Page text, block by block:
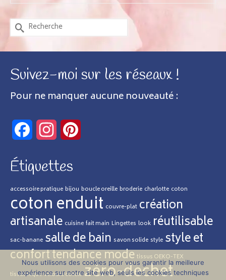
Rechercher :
Suivez-moi sur les réseaux !
Pour ne manquer aucune nouveauté :
FacebookInstagram
Étiquettes
accessoire pratique bijou boucle oreille broderie charlotte coton
coton enduit couvre-plat création
artisanale cuisine fait main Lingettes look réutilisable
sac-banane salle de bain savon solide style style et
conforttendance mode tissus OEKO-TEX
tissuthèque velours cotelé zéro-dechet
Nous utilisons des cookies pour vous garantir la meilleure
expérience sur notre site web, seuls les cookies techniques